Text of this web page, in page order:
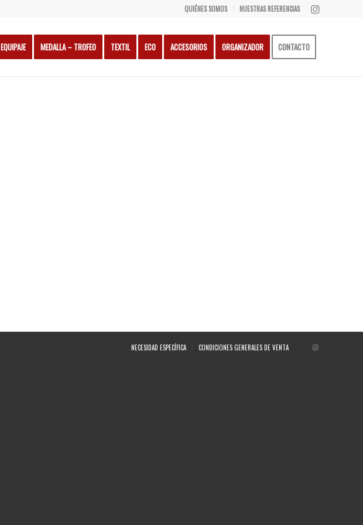
QUIÉNES SOMOS NUESTRAS REFERENCIAS
EQUIPAJE MEDALLA – TROFEO TEXTIL ECO ACCESORIOS ORGANIZADOR CONTACTO
NECESIDAD ESPECÍFICA CONDICIONES GENERALES DE VENTA